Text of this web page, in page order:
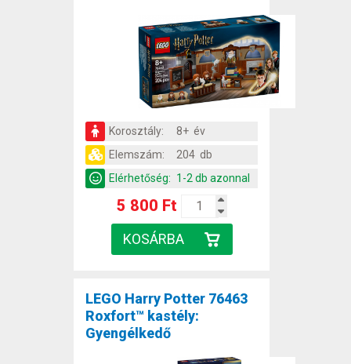
Korosztály:
8+ év
Elemszám:
204 db
Elérhetőség: 1-2 db azonnal
5 800 Ft
LEGO Harry Potter 76463
Roxfort™ kastély:
Gyengélkedő